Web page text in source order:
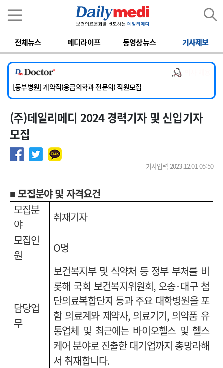
전체뉴스 메디라이프 동영상뉴스 기사제보
[서울아산병원] 2026년 하반기 인턴 모집
[영남대학교의료원] 마취통증의학과 임기제 임상의사 채용
[충남대학교병원] 소아청소년과(소아응급전담) 계약직 의사 공개채용
[동부병원] 계약직(응급의학과 전문의) 직원모집
[이대목동병원] 하반기 전공의(레지던트1년차) 모집
[서울아산병원] 2026년 하반기 인턴 모집
[영남대학교의료원] 마취통증의학과 임기제 임상의사 채용
(주)데일리메디 2024 경력기자 및 신입기자
모집
기사입력 2023.12.01 05:50
■ 모집분야 및 자격요건
모집분
야
취재기자
모집인
원
O명
담당업
무
보건복지부 및 식약처 등 정부 부처를 비
롯해 국회 보건복지위원회, 오송·대구 첨
단의료복합단지 등과 주요 대학병원을 포
함 의료계와 제약사, 의료기기, 의약품 유
통업체 및 최근에는 바이오헬스 및 헬스
케어 분야로 진출한 대기업까지 총망라해
서 취재합니다.